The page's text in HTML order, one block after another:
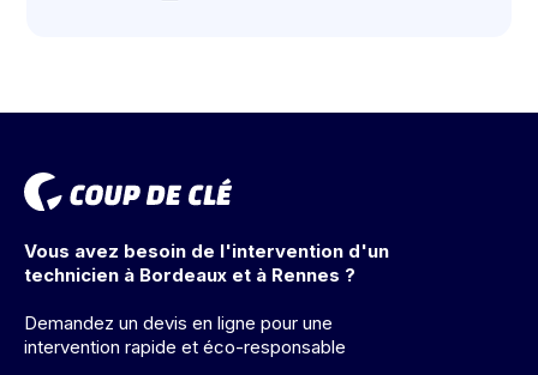
Vous avez besoin de l'intervention d'un
technicien à Bordeaux et à Rennes ?
Demandez un devis en ligne pour une
intervention rapide et éco-responsable